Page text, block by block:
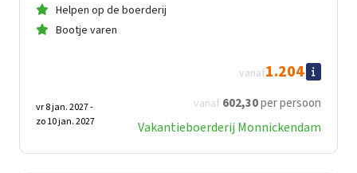
Helpen op de boerderij
Bootje varen
vanaf 602,30per persoon
vanaf1.204
vr 8 jan. 2027 -
zo 10 jan. 2027
Vakantieboerderij Monnickendam